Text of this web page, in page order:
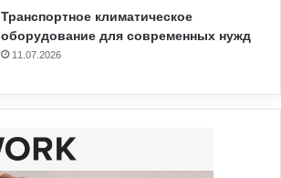
Транспортное климатическое
оборудование для современных нужд
11.07.2026